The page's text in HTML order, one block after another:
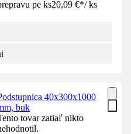
pe ks20,09 €*/ ks
40x300x1000
buk
tovar zatiaľ nikto